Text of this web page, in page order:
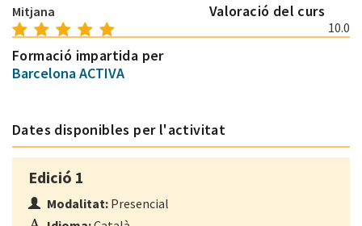
Valoració del curs
Mitjana
10.0
Formació impartida per
Barcelona ACTIVA
Dates disponibles per l'activitat
Edició 1
Modalitat: Presencial